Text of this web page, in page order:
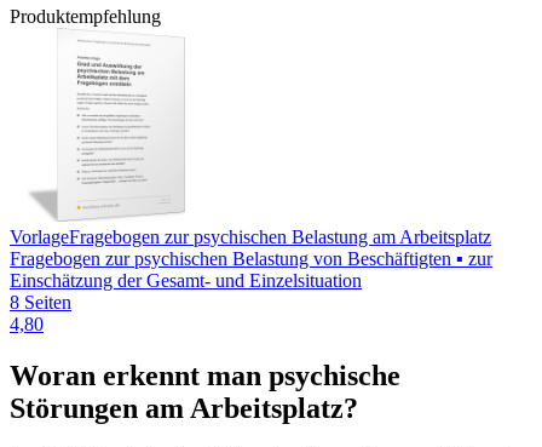
Produktempfehlung
VorlageFragebogen zur psychischen Belastung am Arbeitsplatz
Fragebogen zur psychischen Belastung von Beschäftigten ▪ zur
Einschätzung der Gesamt- und Einzelsituation
8 Seiten
4,80
Woran erkennt man psychische
Störungen am Arbeitsplatz?